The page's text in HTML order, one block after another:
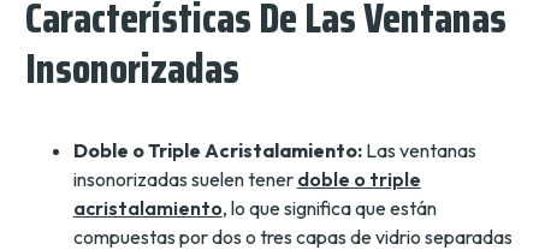
Características De Las Ventanas
Insonorizadas
Doble o Triple Acristalamiento: Las ventanas
insonorizadas suelen tener doble o triple
acristalamiento, lo que significa que están
compuestas por dos o tres capas de vidrio separadas